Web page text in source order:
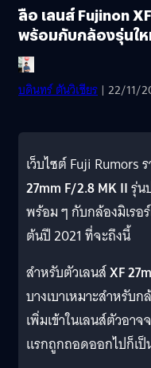
ลือ เลนส์ Fujinon
พร้อมกับกล้องรุ่นใ
บดินทร์ ตันวิเชียร | 22/11/
เว็บไซต์ Fuji Rumors
27mm F/2.8 MK IIรุ่น
พร้อม ๆ กับกล้องมิเรอ
ต้นปี 2021 ที่จะถึงนี้
สำหรับตัวเลนส์XF
บางเบาเหมาะสำหรับ
เพิ่มเข้าในเลนส์ตัวอา
แรกถูกถอดออกไปก็เ